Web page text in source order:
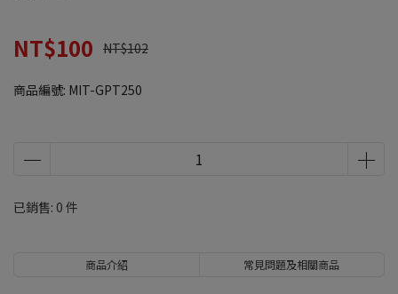
NT$100 NT$102
商品編號: MIT-GPT250
已銷售: 0 件
商品介紹 常見問題及相關商品